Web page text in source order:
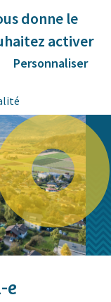
e
donne le
activer
Personnaliser